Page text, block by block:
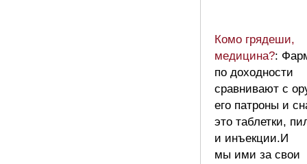
Комо грядеши,
медицина?:
по доходности
сравнивают с
его патроны и
это таблетки,
и инъекции.И
мы ими за свои